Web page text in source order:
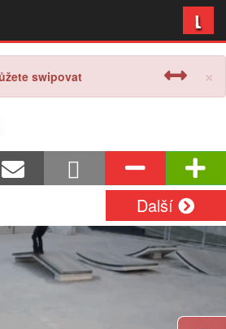
L
×
swipovat
Další